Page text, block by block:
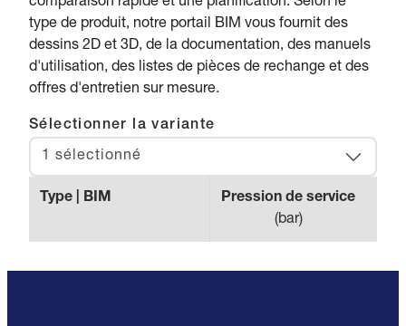
type de produit, notre portail BIM vous fournit des
dessins 2D et 3D, de la documentation, des manuels
d'utilisation, des listes de pièces de rechange et des
offres d'entretien sur mesure.
Sélectionner la variante
1 sélectionné
Type | BIM
Pression de service
(bar)